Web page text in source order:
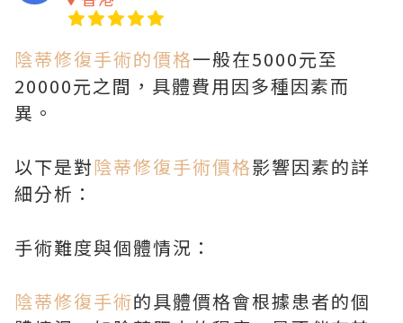
陰蒂修復手術的價格一般在5000元至
20000元之間，具體費用因多種因素而
異。
以下是對陰蒂修復手術價格影響因素的詳
細分析：
手術難度與個體情況：
陰蒂修復手術的具體價格會根據患者的個